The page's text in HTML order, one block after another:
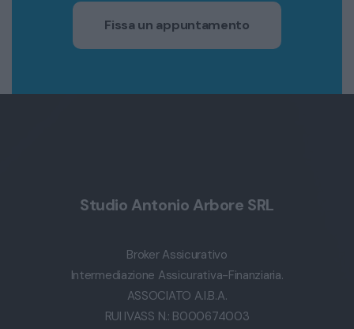
Fissa un appuntamento
Studio Antonio Arbore SRL
Broker Assicurativo
Intermediazione Assicurativa-Finanziaria.
ASSOCIATO A.I.B.A.
RUI IVASS N.: B000674003